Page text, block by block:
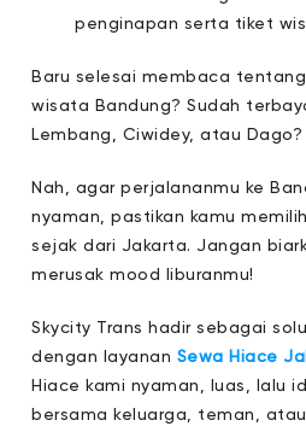
penginapan serta tiket
Baru selesai membaca
wisata Bandung? Sudah
Lembang, Ciwidey, atau Dago?
Nah, agar perjalananmu ke
nyaman, pastikan kamu
sejak dari Jakarta. Jangan
merusak mood liburanmu!
Skycity Trans hadir sebagai
dengan layanan Sewa Hiace
Hiace kami nyaman, luas, lalu
bersama keluarga, teman,